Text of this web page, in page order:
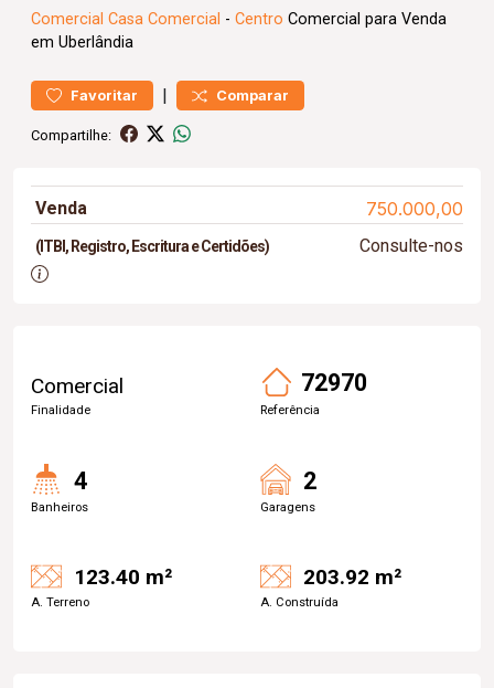
Comercial Casa Comercial - Centro Comercial para Venda
em Uberlândia
Favoritar | Comparar
Compartilhe:
Venda 750.000,00
(ITBI, Registro, Escritura e Certidões) Consulte-nos
Comercial
Finalidade
72970
Referência
4
Banheiros
2
Garagens
123.40 m²
A. Terreno
203.92 m²
A. Construída